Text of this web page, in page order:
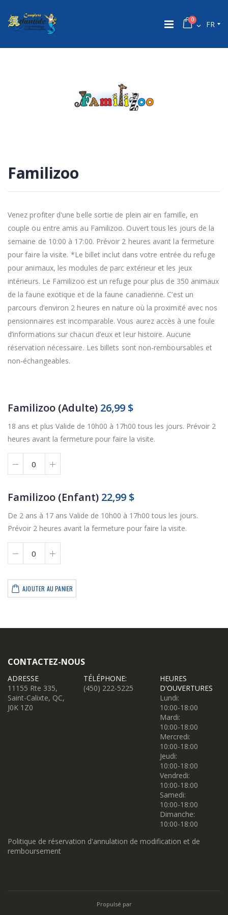
0 FR
Familizoo
Venez profiter d'une belle sortie de plein air en famille, en
couple ou entre amis au Familizoo. Ouvert tous les jours de la
semaine de 10:00 à 17:00. Prévoir 2 heures avant la fermeture
pour faire la visite. *Le billet inclut dans votre entrée du refuge
pour animaux, les modules de parc extérieur et les jeux
intérieurs. Le Familizoo est un refuge pour plus de 350 animaux
de la faune exotique et de la faune canadienne. C’est un
parcours d’environ 2 heures en nature où la proximité avec nos
pensionnaires est incomparable. Vous aurez accès à une foule
d’informations sur chacun d’eux et leur histoire. Aucune
réservation nécessaire. Les billets sont non-remboursables et
non-échangeables.
Familizoo (Adulte) 26,99 $
18 ans et plus Valide de 10h00 à 17h00 tous les jours. Prévoir 2
heures avant la fermeture pour faire la visite.
Familizoo (Enfant) 22,99 $
De 2 ans à 17 ans Valide de 10h00 à 17h00 tous les jours.
Prévoir 2 heures avant la fermeture pour faire la visite.
AJOUTER AU PANIER
CONTACTEZ-NOUS
ADRESSE
11155 Rte 335,
Saint-Calixte, QC,
J0K 1Z0
TÉLÉPHONE:
(450) 222-5225
HEURES
D'OUVERTURES
Lundi:
10:00-18:00
Mardi:
10:00-18:00
Mercredi:
10:00-18:00
Jeudi:
10:00-18:00
Vendredi:
10:00-18:00
Samedi:
10:00-18:00
Dimanche:
10:00-18:00
Politique de réservation d'annulation de modification et de
remboursement
Propulsé par